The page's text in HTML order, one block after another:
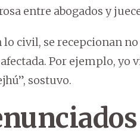
entre abogados y
lo civil, se recepcionan
Por ejemplo, yo
sostuvo.